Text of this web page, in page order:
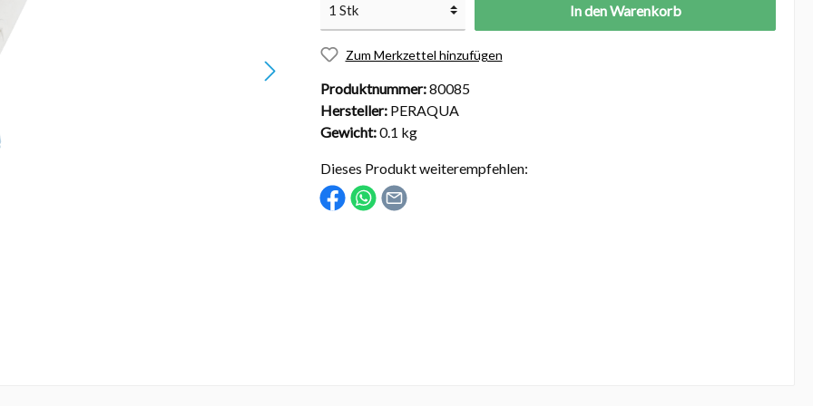
Installationsmaterial
Kugelhähne
Abdeckungen
Solarabdeckungen
Rollabdeckungen
Schachtabdeckungen
In den Warenkorb
Zum Merkzettel hinzufügen
Produktnummer:80085
Hersteller: PERAQUA
Gewicht:0.1 kg
Dieses Produkt weiterempfehlen: